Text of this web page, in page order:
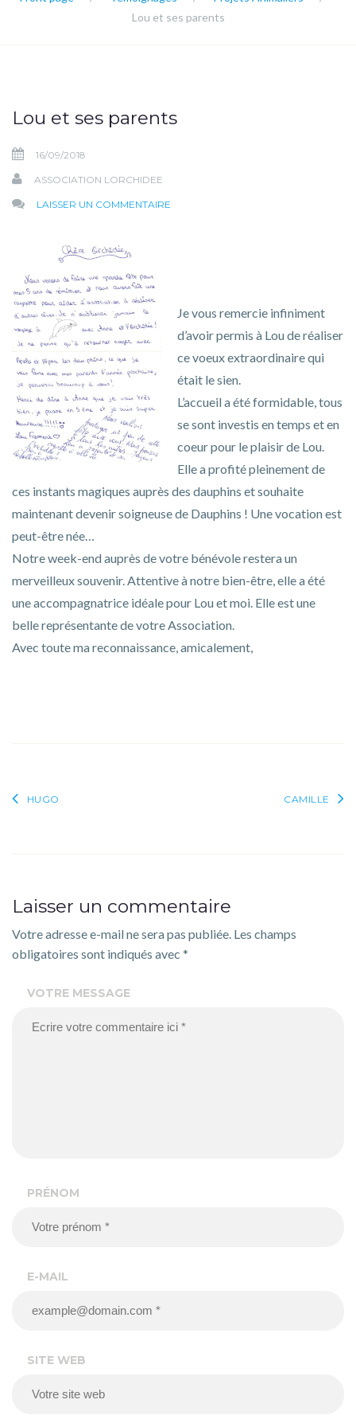
Lou et ses parents
Lou et ses parents
16/09/2018
ASSOCIATION LORCHIDEE
LAISSER UN COMMENTAIRE
Je vous remercie infiniment
d’avoir permis à Lou de réaliser
ce voeux extraordinaire qui
était le sien.
L’accueil a été formidable, tous
se sont investis en temps et en
coeur pour le plaisir de Lou.
Elle a profité pleinement de
ces instants magiques auprès des dauphins et souhaite
maintenant devenir soigneuse de Dauphins ! Une vocation est
peut-être née…
Notre week-end auprès de votre bénévole restera un
merveilleux souvenir. Attentive à notre bien-être, elle a été
une accompagnatrice idéale pour Lou et moi. Elle est une
belle représentante de votre Association.
Avec toute ma reconnaissance, amicalement,
Navigation
HUGO CAMILLE
Laisser un commentaire
Votre adresse e-mail ne sera pas publiée. Les champs
obligatoires sont indiqués avec *
VOTRE MESSAGE
PRÉNOM
E-MAIL
SITE WEB